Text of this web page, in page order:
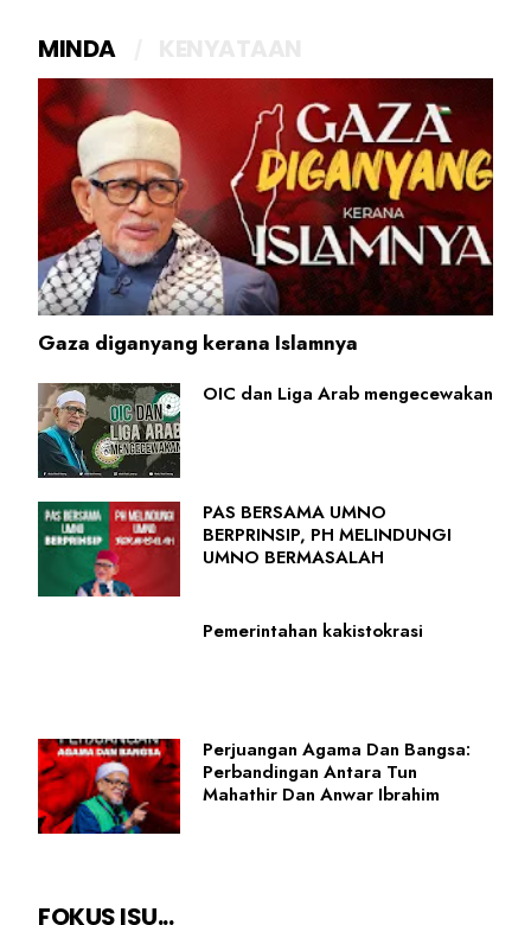
MINDA
Gaza diganyang kerana Islamnya
OIC dan Liga Arab mengecewakan
PAS BERSAMA UMNO
BERPRINSIP, PH MELINDUNGI
UMNO BERMASALAH
Pemerintahan kakistokrasi
Perjuangan Agama Dan Bangsa:
Perbandingan Antara Tun
Mahathir Dan Anwar Ibrahim
FOKUS ISU...